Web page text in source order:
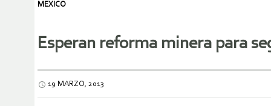
MEXICO
Esperan reforma minera para
19 MARZO, 2013